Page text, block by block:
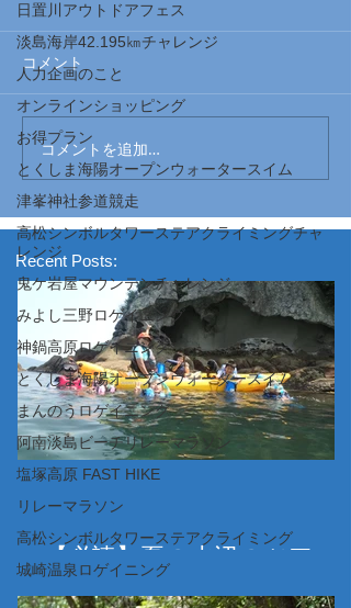
日置川アウトドアフェス
淡島海岸42.195㎞チャレンジ
人力企画のこと
オンラインショッピング
お得プラン
とくしま海陽オープンウォータースイム
津峯神社参道競走
高松シンボルタワーステアクライミングチャ
レンジ
鬼ケ岩屋マウンテンチャレンジ
みよし三野ロゲイニング
神鍋高原ロゲイニング
とくしま海陽オープンウォータースイム
まんのうロゲイニング
阿南淡島ビーチリレーマラソン
塩塚高原 FAST HIKE
リレーマラソン
高松シンボルタワーステアクライミング
城崎温泉ロゲイニング
コメント
コメントを追加…
Recent Posts:
【必読】夏の水辺のツアー
（カヤック・SUP・ビーチ